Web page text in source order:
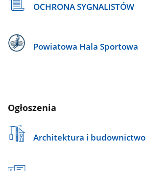
OCHRONA SYGNALISTÓW
Powiatowa Hala Sportowa
Ogłoszenia
Architektura i budownictwo